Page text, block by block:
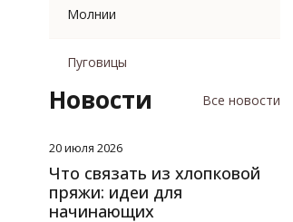
Молнии
Пуговицы
Новости Все новости
20 июля 2026
Что связать из хлопковой
пряжи: идеи для
начинающих